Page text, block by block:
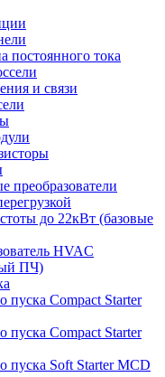
постоянного тока
и связи
до 22кВт (базовые
HVAC
ПЧ)
пуска Compact Starter
пуска Compact Starter
пуска Soft Starter MCD